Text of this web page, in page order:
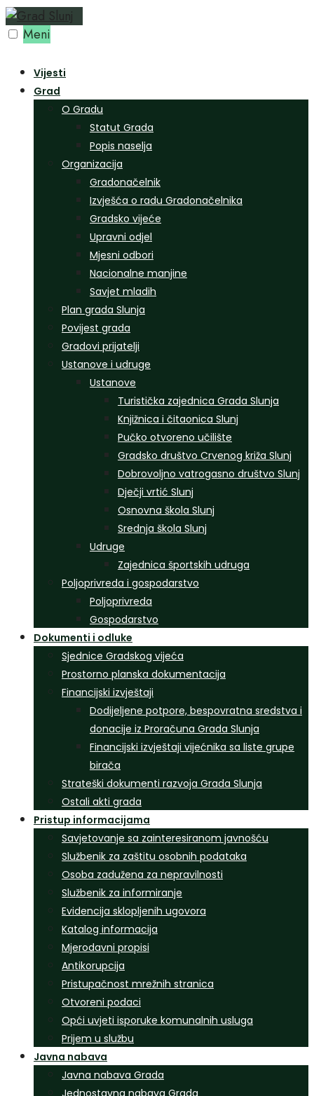
Preskoči
na Meni
Vijesti
Grad
O Gradu
Statut Grada
Popis naselja
Organizacija
Gradonačelnik
Izvješća o radu Gradonačelnika
Gradsko vijeće
Upravni odjel
Mjesni odbori
Nacionalne manjine
Savjet mladih
Plan grada Slunja
Povijest grada
Gradovi prijatelji
Ustanove i udruge
Ustanove
Turistička zajednica Grada Slunja
Knjižnica i čitaonica Slunj
Pučko otvoreno učilište
Gradsko društvo Crvenog križa Slunj
Dobrovoljno vatrogasno društvo Slunj
Dječji vrtić Slunj
Osnovna škola Slunj
Srednja škola Slunj
Udruge
Zajednica športskih udruga
Poljoprivreda i gospodarstvo
Poljoprivreda
Gospodarstvo
Dokumenti i odluke
Sjednice Gradskog vijeća
Prostorno planska dokumentacija
Financijski izvještaji
Dodijeljene potpore, bespovratna sredstva i
donacije iz Proračuna Grada Slunja
Financijski izvještaji vijećnika sa liste grupe
birača
Strateški dokumenti razvoja Grada Slunja
Ostali akti grada
Pristup informacijama
Savjetovanje sa zainteresiranom javnošću
Službenik za zaštitu osobnih podataka
Osoba zadužena za nepravilnosti
Službenik za informiranje
Evidencija sklopljenih ugovora
Katalog informacija
Mjerodavni propisi
Antikorupcija
Pristupačnost mrežnih stranica
Otvoreni podaci
Opći uvjeti isporuke komunalnih usluga
Prijem u službu
Javna nabava
Javna nabava Grada
Jednostavna nabava Grada